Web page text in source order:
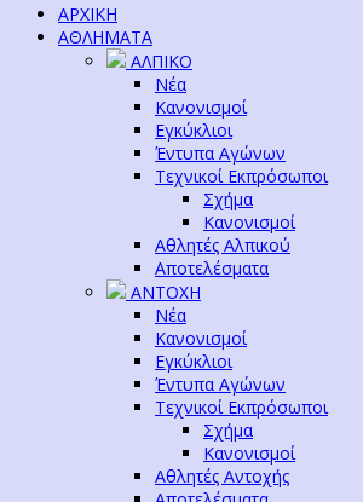
ΑΡΧΙΚΗ
ΑΘΛΗΜΑΤΑ
ΑΛΠΙΚΟ
Νέα
Κανονισμοί
Εγκύκλιοι
Έντυπα Αγώνων
Τεχνικοί Εκπρόσωποι
Σχήμα
Κανονισμοί
Αθλητές Αλπικού
Αποτελέσματα
ΑΝΤΟΧΗ
Νέα
Κανονισμοί
Εγκύκλιοι
Έντυπα Αγώνων
Τεχνικοί Εκπρόσωποι
Σχήμα
Κανονισμοί
Αθλητές Αντοχής